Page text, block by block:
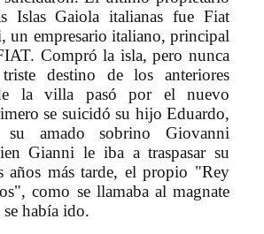
Islas Gaiola italianas fue Fiat
un empresario italiano, principal
Compró la isla, pero nunca
destino de los anteriores
la villa pasó por el nuevo
se suicidó su hijo Eduardo,
amado sobrino Giovanni
Gianni le iba a traspasar su
años más tarde, el propio "Rey
como se llamaba al magnate
había ido.